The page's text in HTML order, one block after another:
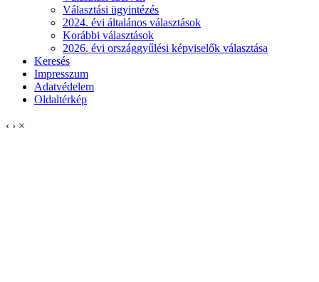
Választási ügyintézés
2024. évi általános választások
Korábbi választások
2026. évi országgyűlési képviselők választása
Keresés
Impresszum
Adatvédelem
Oldaltérkép
‹ › ×